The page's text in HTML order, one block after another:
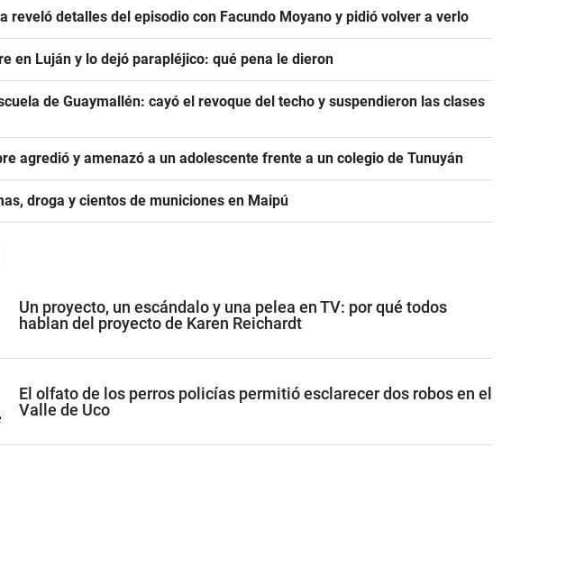
reveló detalles del episodio con Facundo Moyano y pidió volver a verlo
en Luján y lo dejó parapléjico: qué pena le dieron
de Guaymallén: cayó el revoque del techo y suspendieron las clases
agredió y amenazó a un adolescente frente a un colegio de Tunuyán
droga y cientos de municiones en Maipú
Un proyecto, un escándalo y una pelea en TV: por qué todos
hablan del proyecto de Karen Reichardt
El olfato de los perros policías permitió esclarecer dos robos en el
Valle de Uco